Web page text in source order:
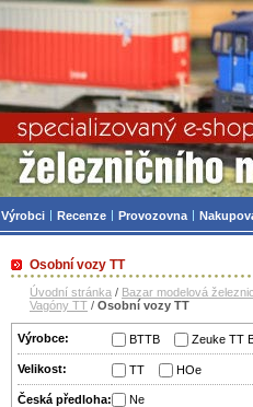
Osobní vozy TT
Úvodní stránka / Bazar modelová
Vagóny TT / Osobní vozy TT
Výrobce: BTTB Zeuke TT
Velikost: TT HOe
Česká předloha: Ne
Železniční
Výrobci Recenze Provozovna